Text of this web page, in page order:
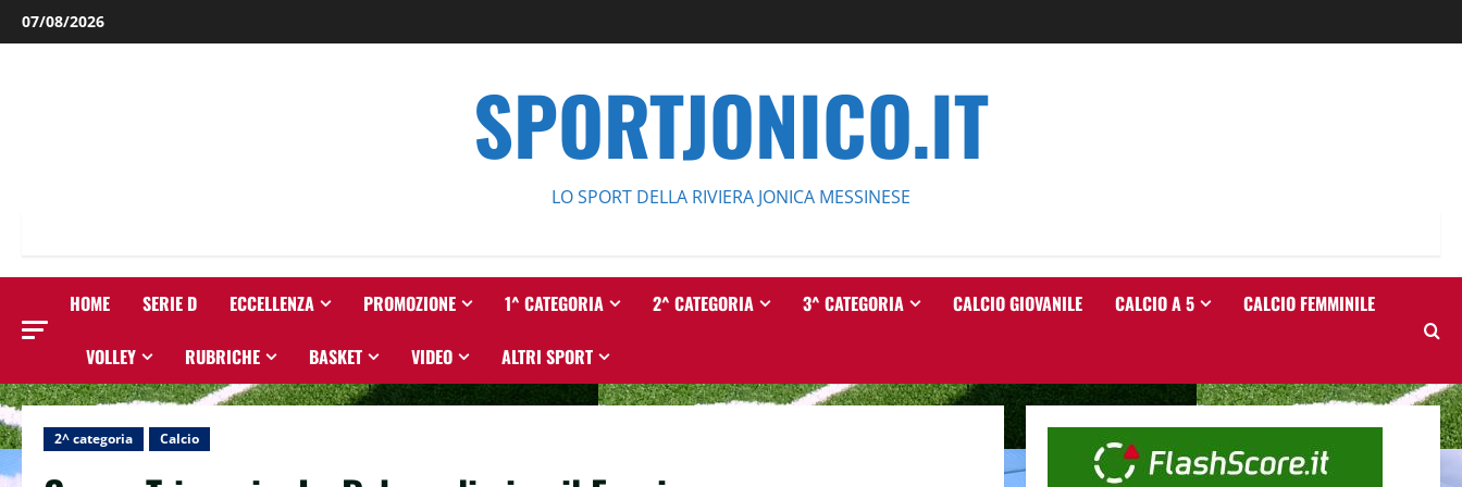
Salta
al
07/08/2026
SPORTJONICO.IT
LO SPORT DELLA RIVIERA JONICA MESSINESE
HOME SERIE D ECCELLENZA PROMOZIONE 1^ CATEGORIA 2^ CATEGORIA 3^ CATEGORIA CALCIO GIOVANILE CALCIO A 5 CALCIO FEMMINILE
VOLLEY RUBRICHE BASKET VIDEO ALTRI SPORT
2^ categoria Calcio